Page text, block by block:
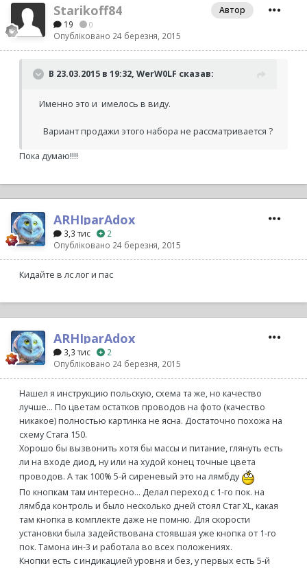
Starikoff84
19 0
Опубліковано 24 березня, 2015
Автор
В 23.03.2015 в 19:32, WerW0LF сказав:
Именно это и имелось в виду.
Вариант продажи этого набора не рассматривается ?
Пока думаю!!!!
ARHIparAdox
3,3 тис
2
Опубліковано 24 березня, 2015
Кидайте в лс лог и пас
ARHIparAdox
3,3 тис
2
Опубліковано 24 березня, 2015
Нашел я инструкцию польскую, схема та же, но качество
лучше... По цветам остатков проводов на фото (качество
никакое) полностью картинка не ясна. Достаточно похожа на
схему Стага 150.
Хорошо бы вызвонить хотя бы массы и питание, глянуть есть
ли на входе диод, ну или на худой конец точные цвета
проводов. А так 100% 5-й сиреневый это на лямбду
По кнопкам там интересно... Делал переход с 1-го пок. на
лямбда контроль и было несколько дней стоял Стаг ХL, какая
там кнопка в комплекте даже не помню. Для скорости
установки была задействована стоявшая уже кнопка от 1-го
пок. Тамона ин-3 и работала во всех положениях.
Кнопки есть с индикацией уровня и без, у первых есть 5-й